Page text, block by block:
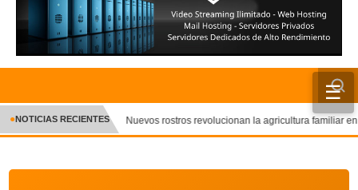
☰
INICIO
CRÓNICA
●NOTICIAS RECIENTES Nuevos rostros revolucionan la agricultura familiar en